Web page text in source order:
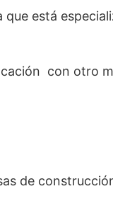
está
con otro
de